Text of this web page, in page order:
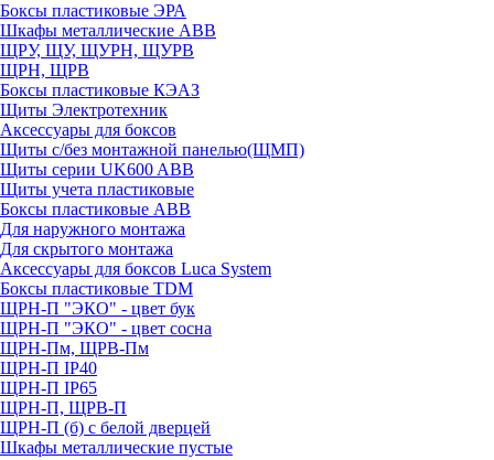
Боксы пластиковые ЭРА
Шкафы металлические ABB
ЩРУ, ЩУ, ЩУРН, ЩУРВ
ЩРН, ЩРВ
Боксы пластиковые КЭАЗ
Щиты Электротехник
Аксессуары для боксов
Щиты с/без монтажной панелью(ЩМП)
Щиты серии UK600 ABB
Щиты учета пластиковые
Боксы пластиковые ABB
Для наружного монтажа
Для скрытого монтажа
Аксессуары для боксов Luca System
Боксы пластиковые TDM
ЩРН-П "ЭКО" - цвет бук
ЩРН-П "ЭКО" - цвет сосна
ЩРН-Пм, ЩРВ-Пм
ЩРН-П IP40
ЩРН-П IP65
ЩРН-П, ЩРВ-П
ЩРН-П (б) с белой дверцей
Шкафы металлические пустые